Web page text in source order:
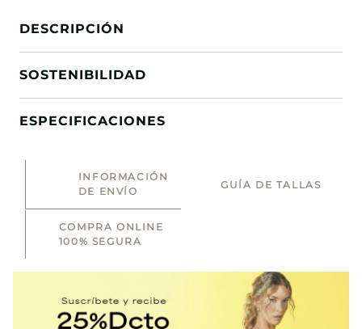
DESCRIPCIÓN
SOSTENIBILIDAD
ESPECIFICACIONES
INFORMACIÓN
DE ENVÍO
GUÍA DE TALLAS
COMPRA ONLINE
100% SEGURA